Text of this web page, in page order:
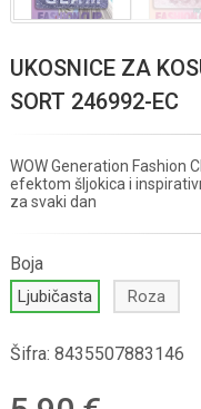
UKOSNICE ZA
SORT 246992-EC
WOW Generation Fashion
efektom šljokica i
za svaki dan
Boja
Ljubičasta Roza
Šifra: 8435507883146